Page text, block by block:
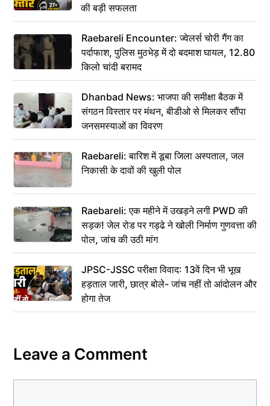
की बड़ी सफलता
Raebareli Encounter: ज्वेलर्स चोरी गैंग का
पर्दाफाश, पुलिस मुठभेड़ में दो बदमाश घायल, 12.80
किलो चांदी बरामद
Dhanbad News: भाजपा की समीक्षा बैठक में
संगठन विस्तार पर मंथन, बीडीओ से मिलकर सौंपा
जनसमस्याओं का विवरण
Raebareli: बारिश में डूबा जिला अस्पताल, जल
निकासी के दावों की खुली पोल
Raebareli: एक महीने में उखड़ने लगी PWD की
सड़क! जेल रोड पर गड्ढे ने खोली निर्माण गुणवत्ता की
पोल, जांच की उठी मांग
JPSC-JSSC परीक्षा विवाद: 13वें दिन भी भूख
हड़ताल जारी, छात्र बोले- जांच नहीं तो आंदोलन और
होगा तेज
Leave a Comment